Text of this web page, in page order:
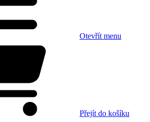
Otevřít menu
Přejít do košíku